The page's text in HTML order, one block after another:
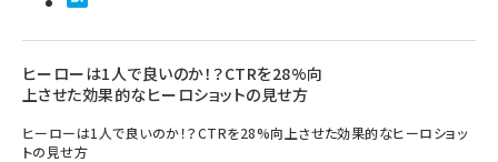
ヒーローは1人で良いのか！？CTRを28%向
上させた効果的なヒーロショットの見せ方
ヒーローは1人で良いのか！？CTRを28%向上させた効果的なヒーロショッ
トの見せ方